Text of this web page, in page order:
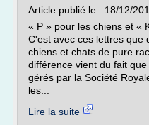
Article publié le : 18/12/
« P » pour les chiens et «
C'est avec ces lettres que
chiens et chats de pure
différence vient du fait
gérés par la Société
les...
Lire la suite